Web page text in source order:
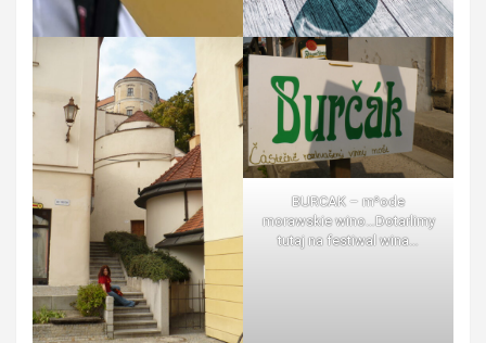
BURCAK – m³ode
morawskie wino…Dotarlimy
tutaj na festiwal wina…